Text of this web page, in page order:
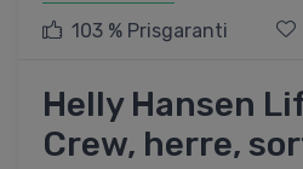
103 % Prisgaranti
Helly Hansen
Crew, herre,